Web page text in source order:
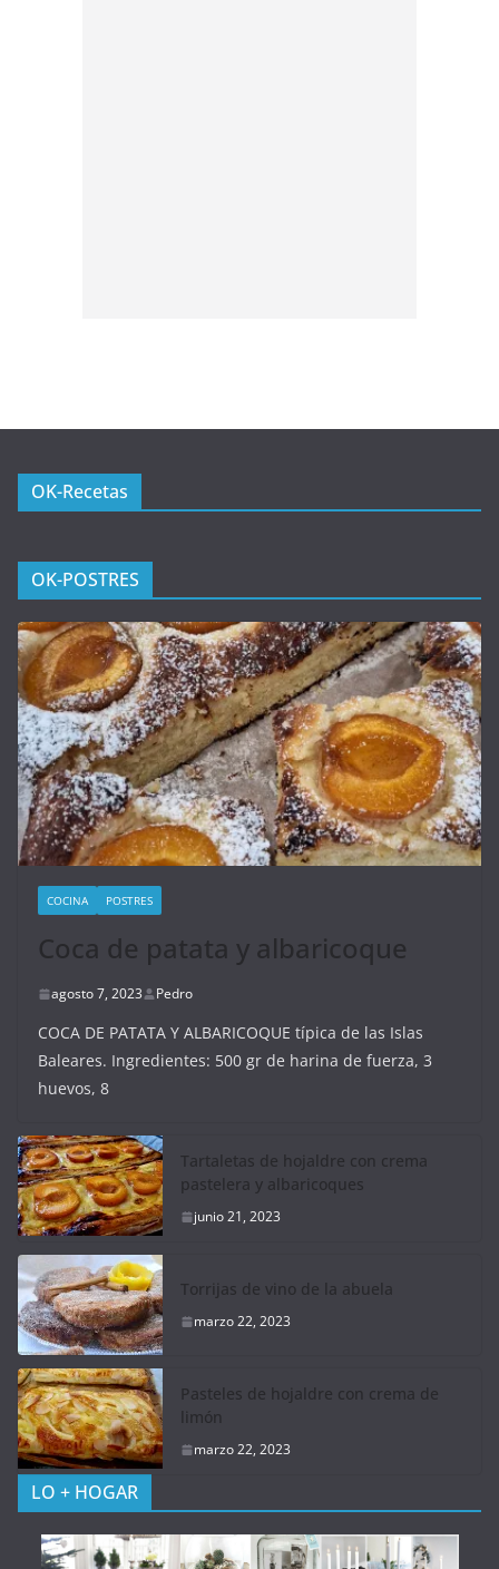
OK-Recetas
OK-POSTRES
COCINA POSTRES
Coca de patata y albaricoque
agosto 7, 2023 Pedro
COCA DE PATATA Y ALBARICOQUE típica de las Islas
Baleares. Ingredientes: 500 gr de harina de fuerza, 3
huevos, 8
Tartaletas de hojaldre con crema
pastelera y albaricoques
junio 21, 2023
Torrijas de vino de la abuela
marzo 22, 2023
Pasteles de hojaldre con crema de
limón
marzo 22, 2023
LO + HOGAR